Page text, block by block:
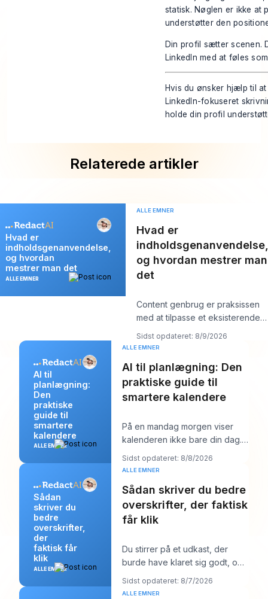
statisk. Nøglen er ikke at
understøtter den
Din profil sætter scenen.
LinkedIn med at føles
Hvis du ønsker hjælp til
LinkedIn-fokuseret
holde din profil
Relaterede artikler
Hvad er
indholdsgenanvendelse,
og hvordan
mestrer man det
ALLE EMNER
ALLE EMNER
Hvad er
indholdsgenanvendelse,
og hvordan mestrer man
det
Content genbrug er praksissen
med at tilpasse et eksisterende
aktiv til flere platform-native
Sidst opdateret: 8/9/2026
AI til
planlægning:
Den
praktiske
guide til
smartere
kalendere
ALLE EMNER
ALLE EMNER
AI til planlægning: Den
praktiske guide til
smartere kalendere
På en mandag morgen viser
kalenderen ikke bare din dag.
Den begynder at forhandle
med den. Du har én
Sidst opdateret: 8/8/2026
Sådan
skriver du
bedre
overskrifter,
der
faktisk får
klik
ALLE EMNER
ALLE EMNER
Sådan skriver du bedre
overskrifter, der faktisk
får klik
Du stirrer på et udkast, der
burde have klaret sig godt, og
overskriften er sandsynligvis
det første
Sidst opdateret: 8/7/2026
ALLE EMNER